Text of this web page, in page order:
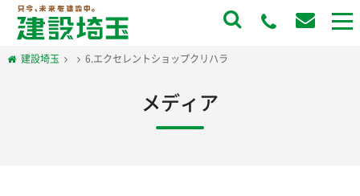
建設埼玉 6.エクセレントショップクリハラ
メディア